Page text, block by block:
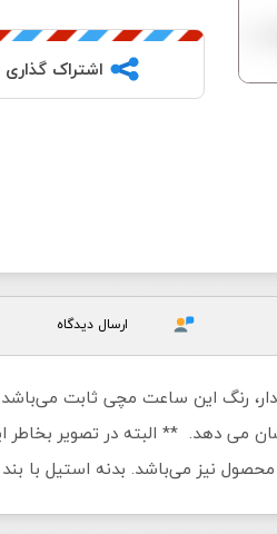
اشتراک
ارسال دیدگاه
رنگ این ساعت مچی ثابت می‌باشد
دهد. ** البته در تصویر بخاطر
نیز می‌باشد. بدنه استیل با